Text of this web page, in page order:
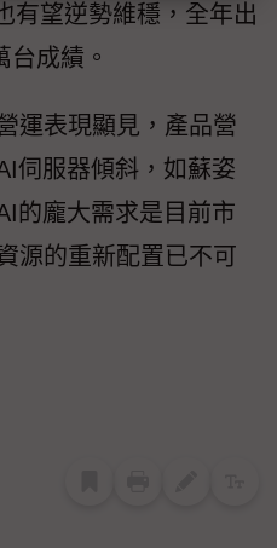
有望逆勢維穩，全年出
成績。
運表現顯見，產品營
伺服器傾斜，如蘇姿
的龐大需求是目前市
源的重新配置已不可